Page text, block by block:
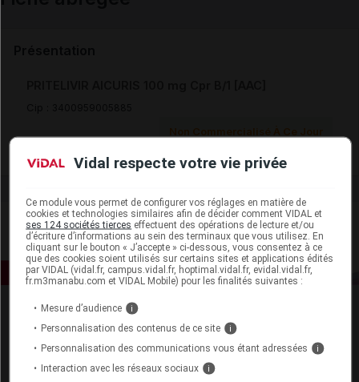
Vidal respecte votre vie privée
Ce module vous permet de configurer vos réglages en matière de
cookies et technologies similaires afin de décider comment VIDAL et
ses 124 sociétés tierces effectuent des opérations de lecture et/ou
d’écriture d’informations au sein des terminaux que vous utilisez. En
cliquant sur le bouton « J’accepte » ci-dessous, vous consentez à ce
que des cookies soient utilisés sur certains sites et applications édités
par VIDAL (vidal.fr, campus.vidal.fr, hoptimal.vidal.fr, evidal.vidal.fr,
fr.m3manabu.com et VIDAL Mobile) pour les finalités suivantes :
Mesure d’audience i
Personnalisation des contenus de ce site i
Personnalisation des communications vous étant adressées i
Interaction avec les réseaux sociaux i